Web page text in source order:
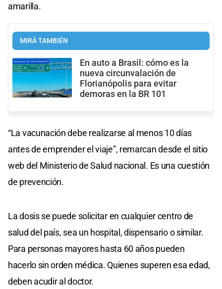
amarilla.
MIRÁ TAMBIÉN
En auto a Brasil: cómo es la
nueva circunvalación de
Florianópolis para evitar
demoras en la BR 101
“La vacunación debe realizarse al menos 10 días
antes de emprender el viaje”, remarcan desde el sitio
web del Ministerio de Salud nacional. Es una cuestión
de prevención.
La dosis se puede solicitar en cualquier centro de
salud del país, sea un hospital, dispensario o similar.
Para personas mayores hasta 60 años pueden
hacerlo sin orden médica. Quienes superen esa edad,
deben acudir al doctor.